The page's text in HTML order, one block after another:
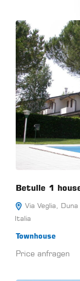
Betulle 1
Via Veglia,
Italia
Townhouse
Price anfragen